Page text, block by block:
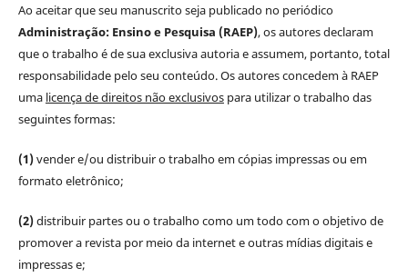
Ao aceitar que seu manuscrito seja publicado no periódico
Administração: Ensino e Pesquisa (RAEP), os autores declaram
que o trabalho é de sua exclusiva autoria e assumem, portanto, total
responsabilidade pelo seu conteúdo. Os autores concedem à RAEP
uma licença de direitos não exclusivospara utilizar o trabalho das
seguintes formas:
(1)vender e/ou distribuir o trabalho em cópias impressas ou em
formato eletrônico;
(2)distribuir partes ou o trabalho como um todo com o objetivo de
promover a revista por meio da internet e outras mídias digitais e
impressas e;